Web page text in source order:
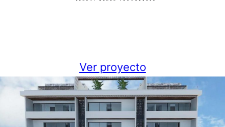
Ver proyecto